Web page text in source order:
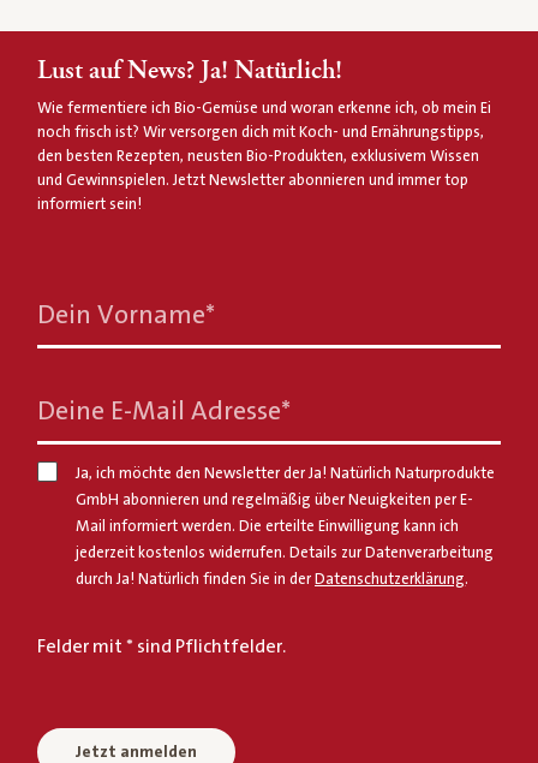
Lust auf News? Ja! Natürlich!
Wie fermentiere ich Bio-Gemüse und woran erkenne ich, ob mein Ei
noch frisch ist? Wir versorgen dich mit Koch- und Ernährungstipps,
den besten Rezepten, neusten Bio-Produkten, exklusivem Wissen
und Gewinnspielen. Jetzt Newsletter abonnieren und immer top
informiert sein!
Dein Vorname*
Deine E-Mail Adresse*
Ja, ich möchte den Newsletter der Ja! Natürlich Naturprodukte
GmbH abonnieren und regelmäßig über Neuigkeiten per E-
Mail informiert werden. Die erteilte Einwilligung kann ich
jederzeit kostenlos widerrufen. Details zur Datenverarbeitung
durch Ja! Natürlich finden Sie in derDatenschutzerklärung.
Felder mit * sind Pflichtfelder.
Jetzt anmelden